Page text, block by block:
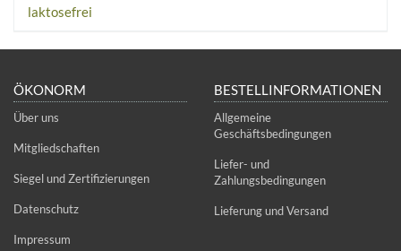
laktosefrei
ÖKONORM
Über uns
Mitgliedschaften
Siegel und Zertifizierungen
Datenschutz
Impressum
BESTELLINFORMATIONEN
Allgemeine
Geschäftsbedingungen
Liefer- und
Zahlungsbedingungen
Lieferung und Versand